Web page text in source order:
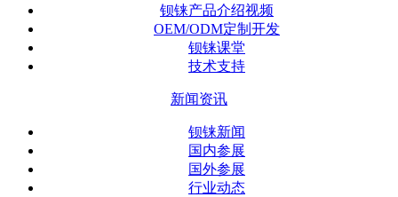
钡铼产品介绍视频
OEM/ODM定制开发
钡铼课堂
技术支持
新闻资讯
钡铼新闻
国内参展
国外参展
行业动态